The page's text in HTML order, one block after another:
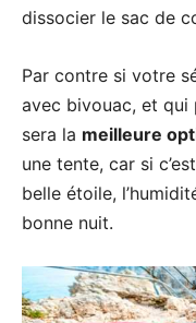
dissocier le sac de
Par contre si votre
avec bivouac, et qui
sera la meilleure
une tente, car si
belle étoile,
bonne nuit.